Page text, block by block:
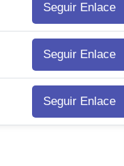
Seguir Enlace
Seguir Enlace
Seguir Enlace